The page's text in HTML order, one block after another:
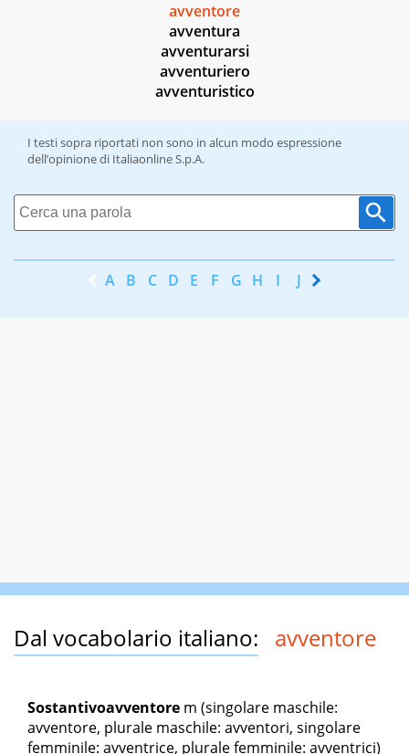
avventore
avventura
avventurarsi
avventuriero
avventuristico
I testi sopra riportati non sono in alcun modo espressione
dell’opinione di Italiaonline S.p.A.
A B C D E F G H I J K
Dal vocabolario italiano: avventore
Sostantivoavventore m (singolare maschile:
avventore, plurale maschile: avventori, singolare
femminile: avventrice, plurale femminile: avventrici)